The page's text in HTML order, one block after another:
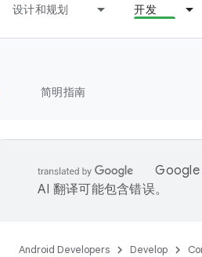
设计和规划 开发
简明指南
Google
AI 翻译可能包含错误。
Android Developers Develop